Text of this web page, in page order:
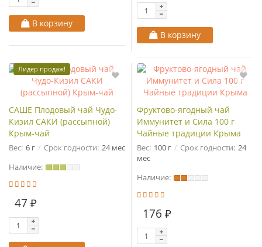
В корзину
В корзину
Лидер продаж!
САШЕ Плодовый чай Чудо-
Кизил САКИ (рассыпной)
Крым-чай
Вес: 6 г Срок годности: 24 мес
Наличие:
47 ₽
Фруктово-ягодный чай
Иммунитет и Сила 100 г
Чайные традиции Крыма
Вес: 100 г Срок годности: 24
мес
Наличие:
176 ₽